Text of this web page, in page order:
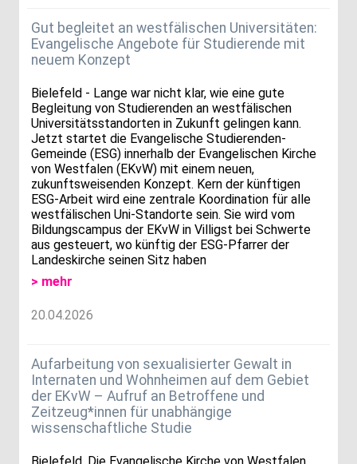
Gut begleitet an westfälischen Universitäten:
Evangelische Angebote für Studierende mit
neuem Konzept
Bielefeld - Lange war nicht klar, wie eine gute
Begleitung von Studierenden an westfälischen
Universitätsstandorten in Zukunft gelingen kann.
Jetzt startet die Evangelische Studierenden-
Gemeinde (ESG) innerhalb der Evangelischen Kirche
von Westfalen (EKvW) mit einem neuen,
zukunftsweisenden Konzept. Kern der künftigen
ESG-Arbeit wird eine zentrale Koordination für alle
westfälischen Uni-Standorte sein. Sie wird vom
Bildungscampus der EKvW in Villigst bei Schwerte
aus gesteuert, wo künftig der ESG-Pfarrer der
Landeskirche seinen Sitz haben
> mehr
20.04.2026
Aufarbeitung von sexualisierter Gewalt in
Internaten und Wohnheimen auf dem Gebiet
der EKvW – Aufruf an Betroffene und
Zeitzeug*innen für unabhängige
wissenschaftliche Studie